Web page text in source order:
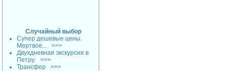
Случайный выбор
Супер дешевые цены.
Мертвое...
>>>
Двухдневная экскурсия в
Петру.
>>>
Трансфер
>>>